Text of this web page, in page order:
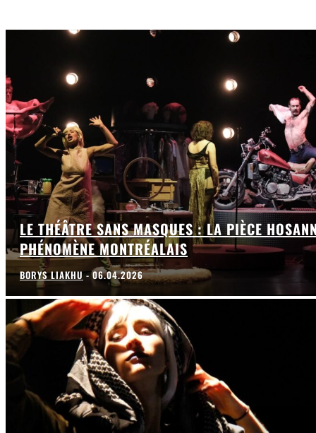
LE THÉÂTRE SANS MASQUES : LA PIÈCE
PHÉNOMÈNE MONTRÉALAIS
BORYS LIAKHU - 06.04.2026